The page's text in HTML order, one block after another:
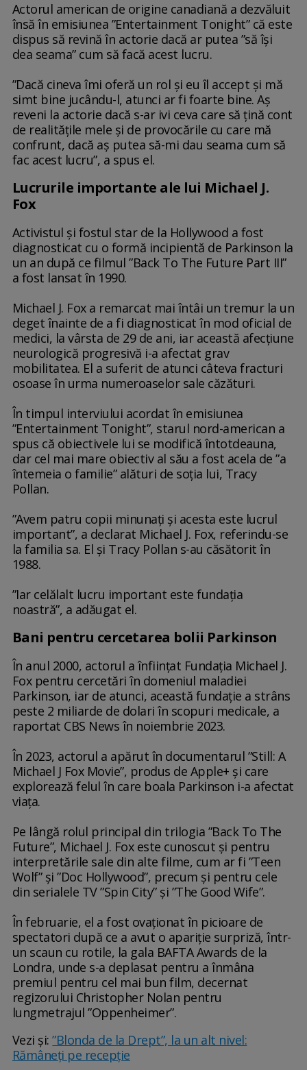
Actorul american de origine canadiană a dezvăluit
însă în emisiunea ”Entertainment Tonight” că este
dispus să revină în actorie dacă ar putea ”să își
dea seama” cum să facă acest lucru.
”Dacă cineva îmi oferă un rol și eu îl accept și mă
simt bine jucându-l, atunci ar fi foarte bine. Aș
reveni la actorie dacă s-ar ivi ceva care să țină cont
de realitățile mele și de provocările cu care mă
confrunt, dacă aș putea să-mi dau seama cum să
fac acest lucru”, a spus el.
Lucrurile importante ale lui Michael J.
Fox
Activistul și fostul star de la Hollywood a fost
diagnosticat cu o formă incipientă de Parkinson la
un an după ce filmul ”Back To The Future Part III”
a fost lansat în 1990.
Michael J. Fox a remarcat mai întâi un tremur la un
deget înainte de a fi diagnosticat în mod oficial de
medici, la vârsta de 29 de ani, iar această afecțiune
neurologică progresivă i-a afectat grav
mobilitatea. El a suferit de atunci câteva fracturi
osoase în urma numeroaselor sale căzături.
În timpul interviului acordat în emisiunea
”Entertainment Tonight”, starul nord-american a
spus că obiectivele lui se modifică întotdeauna,
dar cel mai mare obiectiv al său a fost acela de ”a
întemeia o familie” alături de soția lui, Tracy
Pollan.
”Avem patru copii minunați și acesta este lucrul
important”, a declarat Michael J. Fox, referindu-se
la familia sa. El și Tracy Pollan s-au căsătorit în
1988.
”Iar celălalt lucru important este fundația
noastră”, a adăugat el.
Bani pentru cercetarea bolii Parkinson
În anul 2000, actorul a înființat Fundația Michael J.
Fox pentru cercetări în domeniul maladiei
Parkinson, iar de atunci, această fundație a strâns
peste 2 miliarde de dolari în scopuri medicale, a
raportat CBS News în noiembrie 2023.
În 2023, actorul a apărut în documentarul ”Still: A
Michael J Fox Movie”, produs de Apple+ și care
explorează felul în care boala Parkinson i-a afectat
viața.
Pe lângă rolul principal din trilogia ”Back To The
Future”, Michael J. Fox este cunoscut și pentru
interpretările sale din alte filme, cum ar fi ”Teen
Wolf” și ”Doc Hollywood”, precum și pentru cele
din serialele TV ”Spin City” și ”The Good Wife”.
În februarie, el a fost ovaționat în picioare de
spectatori după ce a avut o apariție surpriză, într-
un scaun cu rotile, la gala BAFTA Awards de la
Londra, unde s-a deplasat pentru a înmâna
premiul pentru cel mai bun film, decernat
regizorului Christopher Nolan pentru
lungmetrajul ”Oppenheimer”.
Vezi și:”Blonda de la Drept”, la un alt nivel:
Rămâneți pe recepție